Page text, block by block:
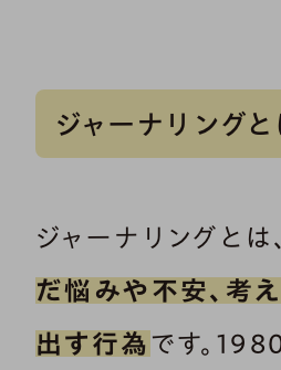
ジャーナリングと
ジャーナリングとは、
だ悩みや不安、考
出す行為 です。